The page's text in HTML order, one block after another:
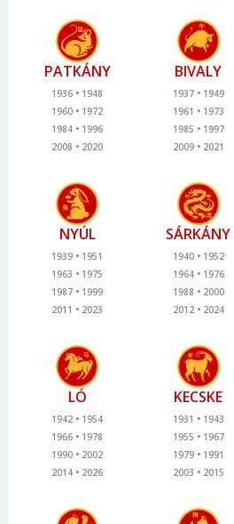
PATKÁNY
1936
1948
1960
1972
1984
1996
2008
2020
BIVALY
1937
1949
1961
1973
1985
1997
2009
2021
NYÚL
1939
1951
1963
1975
1987
1999
2011
2023
SÁRKÁNY
1940
1952
1964
1976
1988
2000
2012
2024
LÓ
1942
1954
1966
1978
1990
2002
2014
2026
KECSKE
1931
1943
1955
1967
1979
1991
2003
2015